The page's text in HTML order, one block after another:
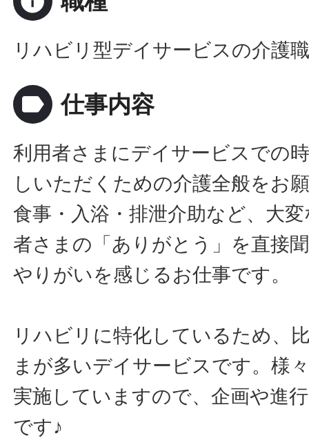
リハビリ型デイサービスの介護
label 仕事内容
利用者さまにデイサービスでの
しいただくための介護全般をお
食事・入浴・排泄介助など、大
者さまの「ありがとう」を直接
やりがいを感じるお仕事です。
リハビリに特化しているため、
まが多いデイサービスです。様
実施していますので、企画や進
です♪